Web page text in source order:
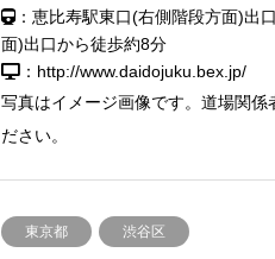
：恵比寿駅東口(右側階段方面)出
面)出口から徒歩約8分
：http://www.daidojuku.bex.jp/
写真はイメージ画像です。道場関係
ださい。
東京都 渋谷区